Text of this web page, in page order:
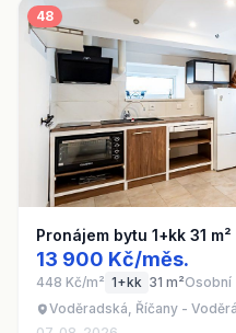
48
Pronájem bytu 1+kk 31 m²
13 900 Kč/měs.
448 Kč/m² 1+kk 31 m²Osobní
Voděradská, Říčany -